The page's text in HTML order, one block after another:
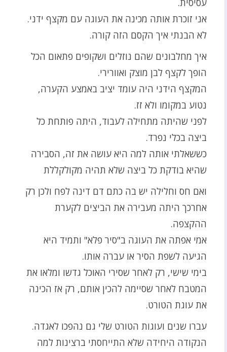
עסיסית.
אני זוכרת אותה מכינה את העוגה עם מקצף ידני.
לא הבנתי איך הקסם הזה קורה.
איך מחלבונים שהם נוזלים ושקופים פתאום הכל
הופך לקצף לבן מוצק ואוורירי.
המקצף הידני היה עומד יציב באמצע הקערה,
נטוע במקומו ולא זז.
לפני שהיתה מתחילה לעבוד, היתה פותחת כל
ביצה בכלי נפרד.
כששאלתי אותה למה היא עושה את זה, הסבירה
שהיא בודקת כל ביצה שלא תהיה מקולקללת
ואם חס וחלילה יש בה כתם דם דינה לפח ולכן רק
אחרכך היתה מעבירה את הביצים לקערת
ההקצפה.
אמי אפתה את העוגה ב"סיר פלא" ותמיד היא
הגיעה לשפת הסיר או עברה אותו.
בימי שישי, רק לאחר שסירי האוכל גדשו ומלאו את
המטבח לאחר שסיימה להכין אותם, רק אז הכינה
את עוגת הטורט.
עברו שנים ועוגות הטורט שלי גם נהפכו לאגדה.
הנקודה היחידה שלא התייחסתי ברצינות למה